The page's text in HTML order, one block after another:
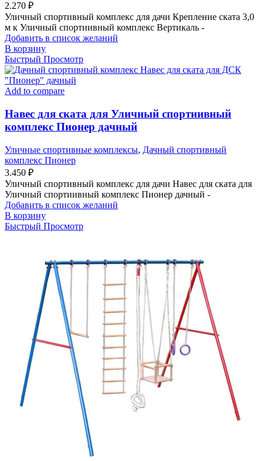
2.270 ₽
Уличный спортивный комплекс для дачи Крепление ската 3,0
м к Уличный спортиивный комплекс Вертикаль -
Добавить в список желаний
В корзину
Быстрый Просмотр
Add to compare
Навес для ската для Уличный спортиивный
комплекс Пионер дачный
Уличные спортивные комплексы, Дачный спортивный
комплекс Пионер
3.450 ₽
Уличный спортивный комплекс для дачи Навес для ската для
Уличный спортиивный комплекс Пионер дачный -
Добавить в список желаний
В корзину
Быстрый Просмотр